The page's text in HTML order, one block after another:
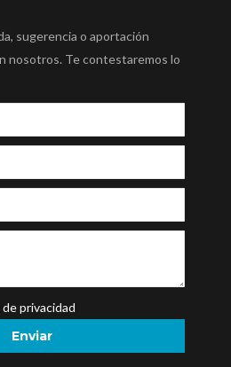
sugerencia o aportación
nosotros. Te contestaremos lo
privacidad